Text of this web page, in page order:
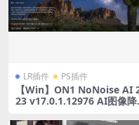
LR插件 PS插件
【Win】ON1 NoNoise AI
23 v17.0.1.12976 AI图像降